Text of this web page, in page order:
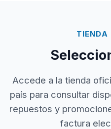
TIENDA
Accede a la tienda
país para consultar
repuestos y
factura